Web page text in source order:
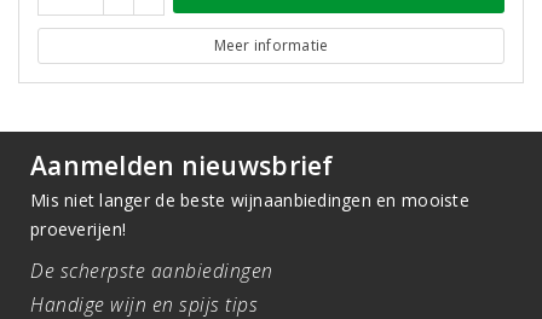
Meer informatie
Aanmelden nieuwsbrief
Mis niet langer de beste wijnaanbiedingen en mooiste
proeverijen!
De scherpste aanbiedingen
Handige wijn en spijs tips